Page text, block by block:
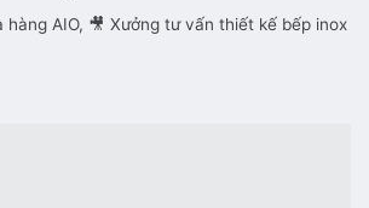
hàng AIO, 🎥 Xưởng tư vấn thiết kế bếp inox